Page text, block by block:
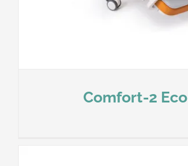
Comfort-2 Eco